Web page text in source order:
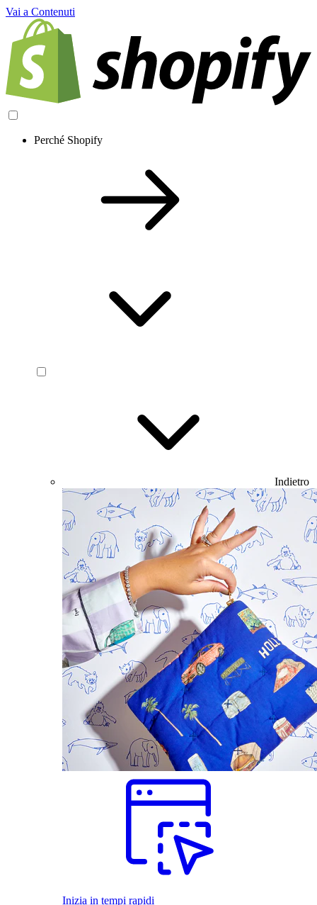
Vai a Contenuti
Perché Shopify
Indietro
Inizia in tempi rapidi